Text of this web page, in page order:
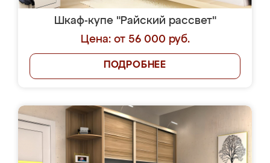
Шкаф-купе "Райский рассвет"
Цена: от 56 000 руб.
ПОДРОБНЕЕ